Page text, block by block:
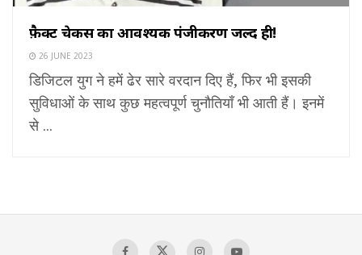
फ़ैक्ट चेकर्स का आवश्यक पंजीकरण जल्द ही!
26 JUNE 2023
डिजिटल युग ने हमें ढेर सारे वरदान दिए हैं, फिर भी इसकी
सुविधाओं के साथ कुछ महत्वपूर्ण चुनौतियाँ भी आती हैं। इनमें
से ...